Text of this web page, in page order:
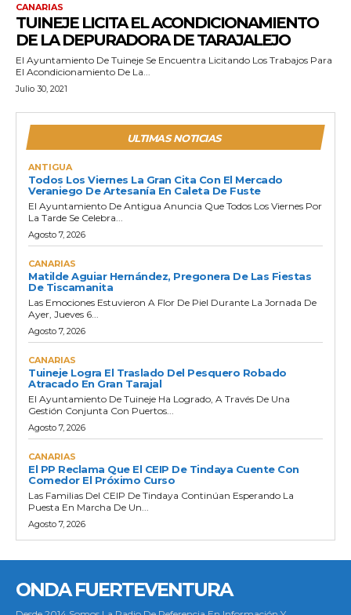
CANARIAS
TUINEJE LICITA EL ACONDICIONAMIENTO
DE LA DEPURADORA DE TARAJALEJO
El Ayuntamiento De Tuineje Se Encuentra Licitando Los Trabajos Para
El Acondicionamiento De La...
Julio 30, 2021
ULTIMAS NOTICIAS
ANTIGUA
Todos Los Viernes La Gran Cita Con El Mercado
Veraniego De Artesanía En Caleta De Fuste
El Ayuntamiento De Antigua Anuncia Que Todos Los Viernes Por
La Tarde Se Celebra...
Agosto 7, 2026
CANARIAS
Matilde Aguiar Hernández, Pregonera De Las Fiestas
De Tiscamanita
Las Emociones Estuvieron A Flor De Piel Durante La Jornada De
Ayer, Jueves 6...
Agosto 7, 2026
CANARIAS
Tuineje Logra El Traslado Del Pesquero Robado
Atracado En Gran Tarajal
El Ayuntamiento De Tuineje Ha Logrado, A Través De Una
Gestión Conjunta Con Puertos...
Agosto 7, 2026
CANARIAS
El PP Reclama Que El CEIP De Tindaya Cuente Con
Comedor El Próximo Curso
Las Familias Del CEIP De Tindaya Continúan Esperando La
Puesta En Marcha De Un...
Agosto 7, 2026
ONDA FUERTEVENTURA